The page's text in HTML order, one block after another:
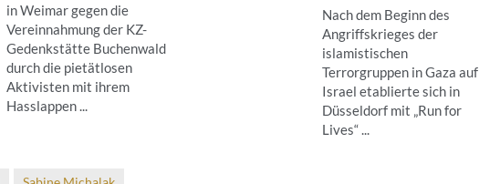
in Weimar gegen die
Vereinnahmung der KZ-
Gedenkstätte Buchenwald
durch die pietätlosen
Aktivisten mit ihrem
Hasslappen ...
Nach dem Beginn des
Angriffskrieges der
islamistischen
Terrorgruppen in Gaza auf
Israel etablierte sich in
Düsseldorf mit „Run for
Lives“ ...